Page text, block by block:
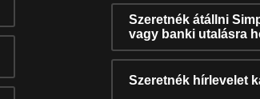
Szeretnék átállni
vagy banki utalásra
Szeretnék hírlevelet